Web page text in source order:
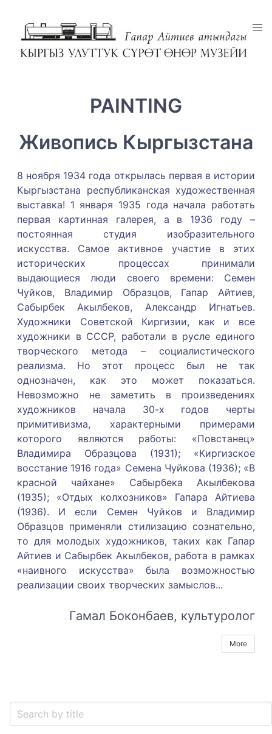
PAINTING
Живопись Кыргызстана
8 ноября 1934 года открылась первая в истории
Кыргызстана республиканская художественная
выставка! 1 января 1935 года начала работать
первая картинная галерея, а в 1936 году –
постоянная студия изобразительного
искусства. Самое активное участие в этих
исторических процессах принимали
выдающиеся люди своего времени: Семен
Чуйков, Владимир Образцов, Гапар Айтиев,
Сабырбек Акылбеков, Александр Игнатьев.
Художники Советской Киргизии, как и все
художники в СССР, работали в русле единого
творческого метода – социалистического
реализма. Но этот процесс был не так
однозначен, как это может показаться.
Невозможно не заметить в произведениях
художников начала 30-х годов черты
примитивизма, характерными примерами
которого являются работы: «Повстанец»
Владимира Образцова (1931); «Киргизское
восстание 1916 года» Семена Чуйкова (1936); «В
красной чайхане» Сабырбека Акылбекова
(1935); «Отдых колхозников» Гапара Айтиева
(1936). И если Семен Чуйков и Владимир
Образцов применяли стилизацию сознательно,
то для молодых художников, таких как Гапар
Айтиев и Сабырбек Акылбеков, работа в рамках
«наивного искусства» была возможностью
реализации своих творческих замыслов...
Гамал Боконбаев, культуролог
More